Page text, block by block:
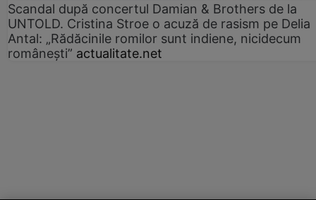
Scandal după concertul Damian & Brothers de la
UNTOLD. Cristina Stroe o acuză de rasism pe Delia
Antal: „Rădăcinile romilor sunt indiene, nicidecum
românești” actualitate.net